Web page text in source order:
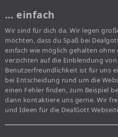
… einfach
Wir sind für dich da. Wir legen
möchten, dass du Spaß bei
einfach wie möglich gehalten ohne
verzichten auf die Einblendung
Benutzerfreundlichkeit ist für uns
bei Entscheidung rund um die
einen Fehler finden, zum Beispiel
dann kontaktiere uns gerne. Wir
und Ideen für die DealGott